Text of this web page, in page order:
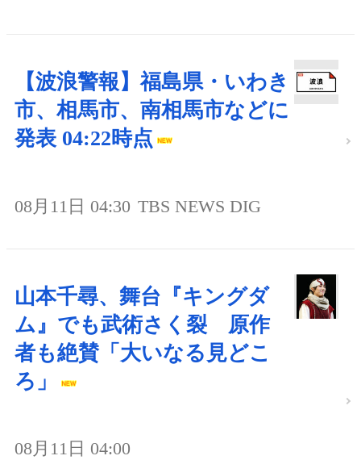
【波浪警報】福島県・いわき
市、相馬市、南相馬市などに
発表 04:22時点
08月11日 04:30 TBS NEWS DIG
山本千尋、舞台『キングダ
ム』でも武術さく裂 原作
者も絶賛「大いなる見どこ
ろ」
08月11日 04:00